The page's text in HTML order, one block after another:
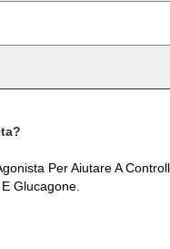
Per Aiutare A
Glucagone.